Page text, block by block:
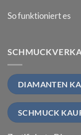
So funktioniert es
DIAMANTEN
SCHMUCK